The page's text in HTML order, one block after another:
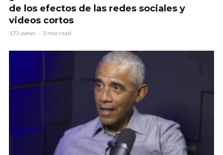
de los efectos de las redes sociales y
videos cortos
173 views 3 min read